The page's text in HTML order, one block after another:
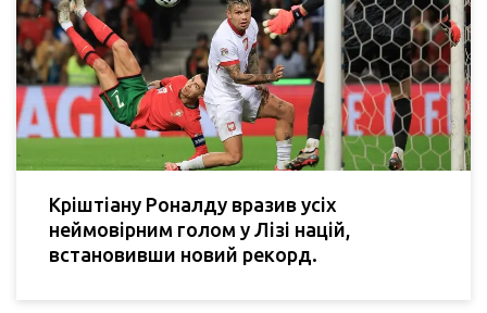
Кріштіану Роналду вразив усіх
неймовірним голом у Лізі націй,
встановивши новий рекорд.